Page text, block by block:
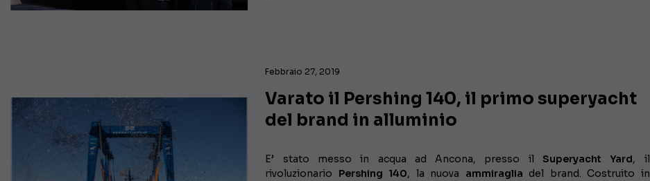
Febbraio 27, 2019
Varato il Pershing 140, il primo superyacht
del brand in alluminio
E’ stato messo in acqua ad Ancona, presso ilSuperyacht Yard, il
rivoluzionario Pershing 140, la nuova ammiraglia del brand. Costruito in